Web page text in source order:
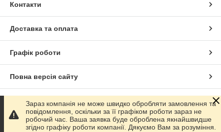
Контакти
Доставка та оплата
Графік роботи
Повна версія сайту
Сайт створено на маркетплейсіProm.ua
Політика конфіденційності
Зараз компанія не може швидко обробляти замовлення та
повідомлення, оскільки за її графіком роботи зараз не
робочий час. Ваша заявка буде оброблена якнайшвидше
згідно графіку роботи компанії. Дякуємо Вам за розуміння.